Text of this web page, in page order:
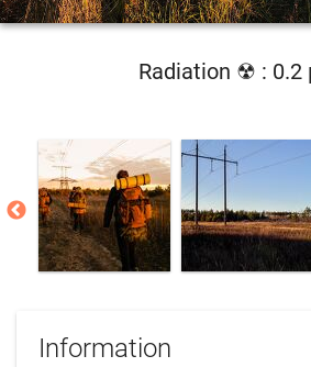
Radiation ☢ : 0.2
Information